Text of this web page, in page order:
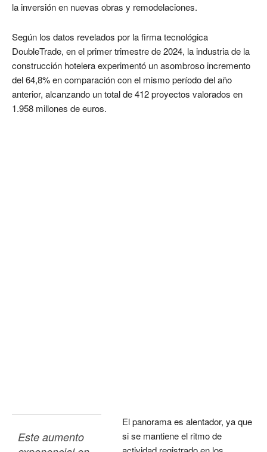
la inversión en nuevas obras y remodelaciones.
Según los datos revelados por la firma tecnológica
DoubleTrade, en el primer trimestre de 2024, la industria de la
construcción hotelera experimentó un asombroso incremento
del 64,8% en comparación con el mismo período del año
anterior, alcanzando un total de 412 proyectos valorados en
1.958 millones de euros.
Este aumento
El panorama es alentador, ya que
si se mantiene el ritmo de